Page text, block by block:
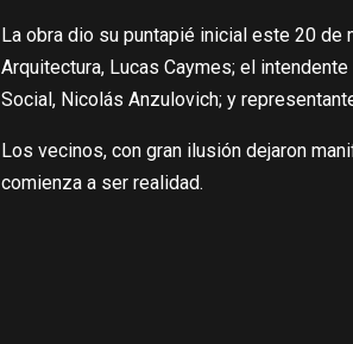
La obra dio su puntapié inicial este 20 de
Arquitectura, Lucas Caymes; el
Social, Nicolás Anzulovich; y
Los vecinos, con gran ilusión dejaron
comienza a ser realidad.